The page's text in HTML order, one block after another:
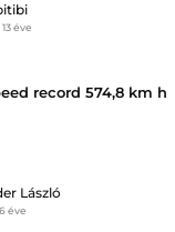
13 éve
record 574,8 km h
László
6 éve